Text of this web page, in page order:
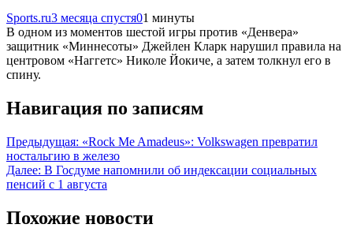
Sports.ru3 месяца спустя01 минуты
В одном из моментов шестой игры против «Денвера»
защитник «Миннесоты» Джейлен Кларк нарушил правила на
центровом «Наггетс» Николе Йокиче, а затем толкнул его в
спину.
Навигация по записям
Предыдущая: «Rock Me Amadeus»: Volkswagen превратил
ностальгию в железо
Далее: В Госдуме напомнили об индексации социальных
пенсий с 1 августа
Похожие новости